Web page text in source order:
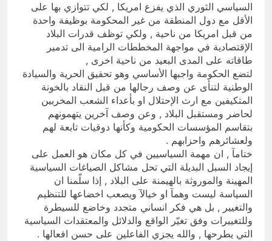
السياسي الثوري الذي يفزع امريكا , لكي تتوازي بها على
الأقل مع دول المنطقة من غير المحكومة بوظيفة واحدة
من قبل امريكا من ناحية , ولكي توظف قدرات البلاد
الإقتصادية في مواجهة المخططات الرامية الى تدمير
طاقاته على المدى البعيد من ناحية اخرى ,
لتضع الحكومة واجبها الأساسي وهو تحقيق الحرية والسيادة
الوطنية لتنأى عن وصف رجالها من قبل النقاد بالخونة
المتكيفين مع ارث الإحتلال او بأعداء الشعب المخربين
لحاضر ومستقبل البلاد , وعن وصف آخرين يتهمونهم
بتقاسم المؤسسات الحكومية وكأنها دوقيات تابعة لهم
ولعشائرهم واحزابهم .
ختامآ , ان مهمة السياسيين في كل مكان هو العمل على
إيجاد السبل البديلة التي تحل مشاكل الصياغات السياسية
المهينة والموروثة بالهيمنة على البلاد , إذا سلّمنا ان
السياسة ليست وهمآ او خيالآ ويصعب اخضاعها للتنظيم
والتغيير , بل هي فكر انساني متجدد وخاضع للسيطرة
وللتغييرات وفق تغيّر الواقع والدلائل والمعتقدات السياسية
التي يطرحها , والله يجزي الفاعلين على حسن افعالها .